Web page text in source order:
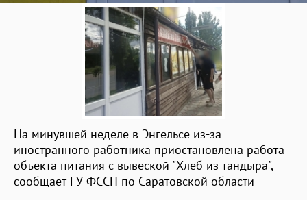
На минувшей неделе в Энгельсе из-за
иностранного работника приостановлена работа
объекта питания с вывеской "Хлеб из тандыра",
сообщает ГУ ФССП по Саратовской области